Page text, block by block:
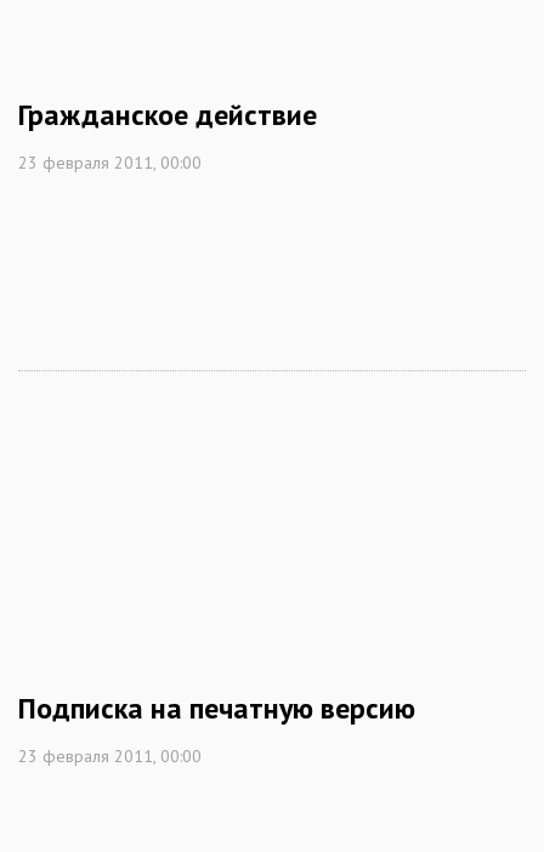
Гражданское действие
23 февраля 2011, 00:00
Подписка на печатную версию
23 февраля 2011, 00:00